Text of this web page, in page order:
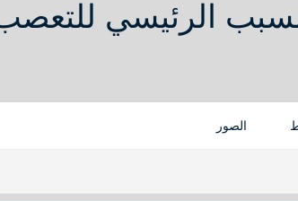
الرئيسي
الصور